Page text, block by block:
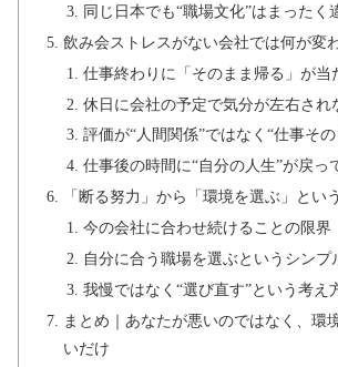
同じ日本でも“職場文化”はまったく
飲み会ストレスがない会社では何が変
仕事終わりに「そのまま帰る」が当
休日に会社の予定で気分が左右され
評価が“人間関係”ではなく“仕事そ
仕事後の時間に“自分の人生”が戻っ
「断る努力」から「環境を選ぶ」とい
今の会社に合わせ続けることの限界
自分に合う職場を選ぶというシンプ
我慢ではなく“選び直す”という考え
まとめ｜あなたが悪いのではなく、環
いだけ